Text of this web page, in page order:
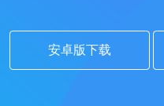
安卓版下载